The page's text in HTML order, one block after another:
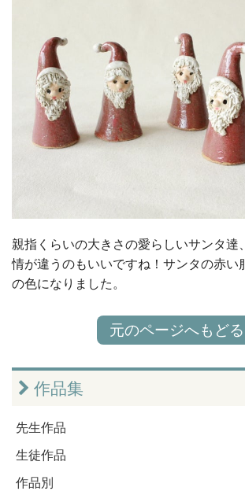
親指くらいの大きさの愛らしいサンタ達
情が違うのもいいですね！サンタの赤い
の色になりました。
元のページへもどる
作品集
先生作品
生徒作品
作品別